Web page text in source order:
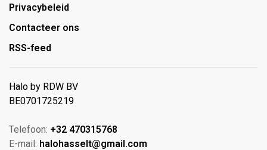
Privacybeleid
Contacteer ons
RSS-feed
Halo by RDW BV
BE0701725219
Telefoon: +32 470315768
E-mail: halohasselt@gmail.com